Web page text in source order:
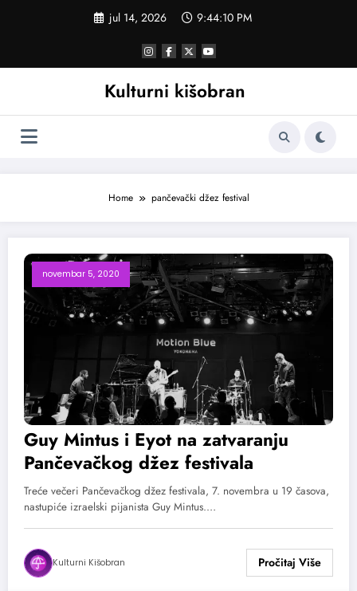
jul 14, 2026 9:44:11 PM
Kulturni kišobran
Home pančevački džez festival
novembar 5, 2020
Guy Mintus i Eyot na zatvaranju
Pančevačkog džez festivala
Treće večeri Pančevačkog džez festivala, 7. novembra u 19 časova,
nastupiće izraelski pijanista Guy Mintus.…
Kulturni Kišobran